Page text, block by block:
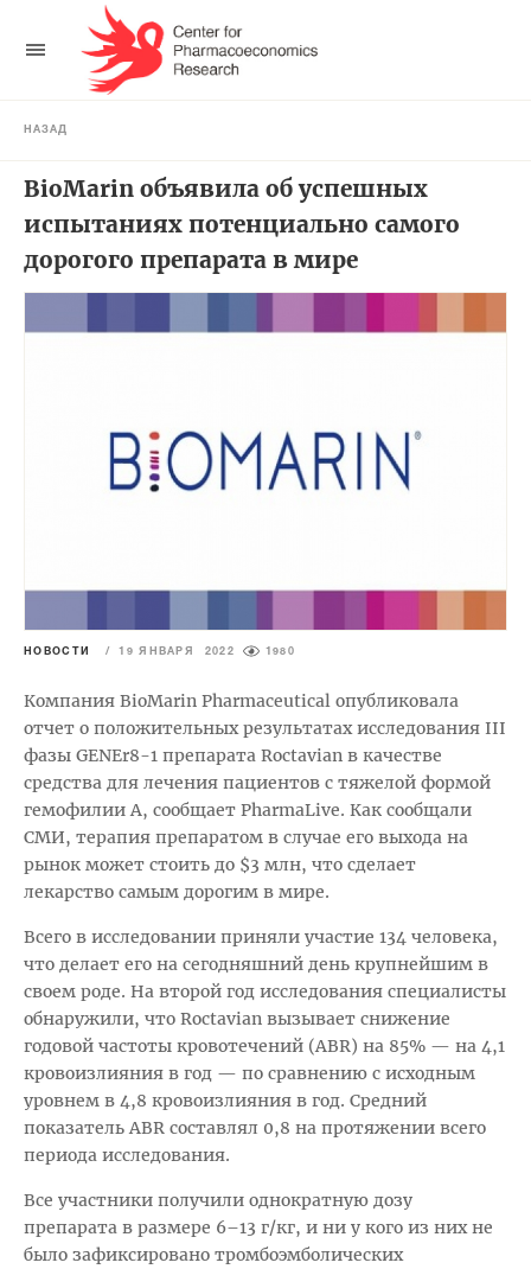
НАЗАД
BioMarin объявила об успешных
испытаниях потенциально самого
дорогого препарата в мире
НОВОСТИ / 19 ЯНВАРЯ 2022 1980
Компания BioMarin Pharmaceutical опубликовала
отчет о положительных результатах исследования III
фазы GENEr8-1 препарата Roctavian в качестве
средства для лечения пациентов с тяжелой формой
гемофилии А, сообщает PharmaLive. Как сообщали
СМИ, терапия препаратом в случае его выхода на
рынок может стоить до $3 млн, что сделает
лекарство самым дорогим в мире.
Всего в исследовании приняли участие 134 человека,
что делает его на сегодняшний день крупнейшим в
своем роде. На второй год исследования специалисты
обнаружили, что Roctavian вызывает снижение
годовой частоты кровотечений (ABR) на 85% — на 4,1
кровоизлияния в год — по сравнению с исходным
уровнем в 4,8 кровоизлияния в год. Средний
показатель ABR составлял 0,8 на протяжении всего
периода исследования.
Все участники получили однократную дозу
препарата в размере 6–13 г/кг, и ни у кого из них не
было зафиксировано тромбоэмболических